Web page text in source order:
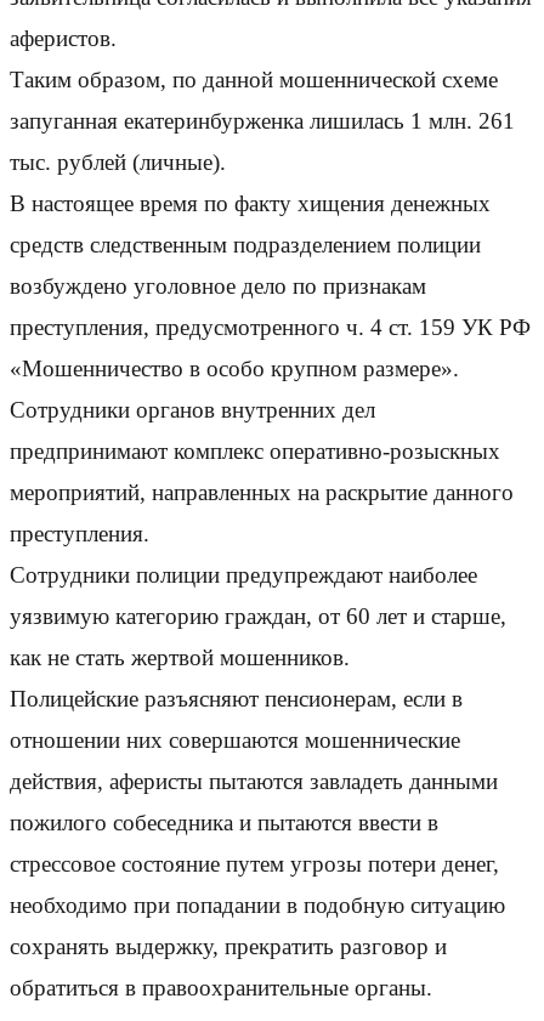
аферистов.
Таким образом, по данной мошеннической схеме
запуганная екатеринбурженка лишилась 1 млн. 261
тыс. рублей (личные).
В настоящее время по факту хищения денежных
средств следственным подразделением полиции
возбуждено уголовное дело по признакам
преступления, предусмотренного ч. 4 ст. 159 УК РФ
«Мошенничество в особо крупном размере».
Сотрудники органов внутренних дел
предпринимают комплекс оперативно-розыскных
мероприятий, направленных на раскрытие данного
преступления.
Сотрудники полиции предупреждают наиболее
уязвимую категорию граждан, от 60 лет и старше,
как не стать жертвой мошенников.
Полицейские разъясняют пенсионерам, если в
отношении них совершаются мошеннические
действия, аферисты пытаются завладеть данными
пожилого собеседника и пытаются ввести в
стрессовое состояние путем угрозы потери денег,
необходимо при попадании в подобную ситуацию
сохранять выдержку, прекратить разговор и
обратиться в правоохранительные органы.